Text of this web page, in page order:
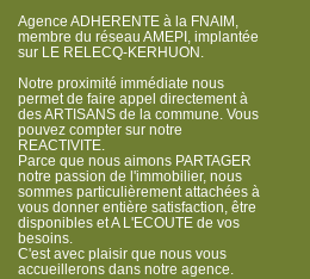
Agence ADHERENTE à la FNAIM,
membre du réseau AMEPI, implantée
sur LE RELECQ-KERHUON.
Notre proximité immédiate nous
permet de faire appel directement à
des ARTISANS de la commune. Vous
pouvez compter sur notre
REACTIVITE.
Parce que nous aimons PARTAGER
notre passion de l'immobilier, nous
sommes particulièrement attachées à
vous donner entière satisfaction, être
disponibles et A L'ECOUTE de vos
besoins.
C'est avec plaisir que nous vous
accueillerons dans notre agence.